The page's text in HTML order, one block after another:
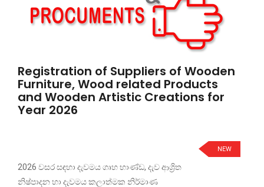
Registration of Suppliers of Wooden
Furniture, Wood related Products
and Wooden Artistic Creations for
Year 2026
NEW
2026 වසර සඳහා දැවමය ගෘහ භාණ්ඩ, දැව ආශ්‍රිත
නිෂ්පාදන හා දැවමය කලාත්මක නිර්මාණ